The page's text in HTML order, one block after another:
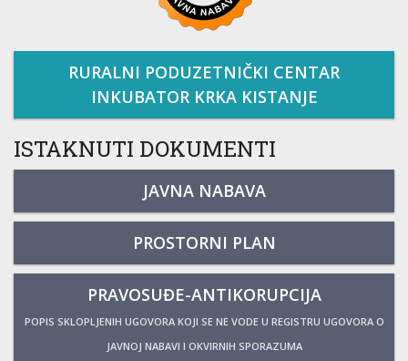
RURALNI PODUZETNIČKI CENTAR
INKUBATOR KRKA KISTANJE
ISTAKNUTI DOKUMENTI
JAVNA NABAVA
PROSTORNI PLAN
PRAVOSUĐE-ANTIKORUPCIJA
POPIS SKLOPLJENIH UGOVORA KOJI SE NE VODE U REGISTRU UGOVORA O
JAVNOJ NABAVI I OKVIRNIH SPORAZUMA